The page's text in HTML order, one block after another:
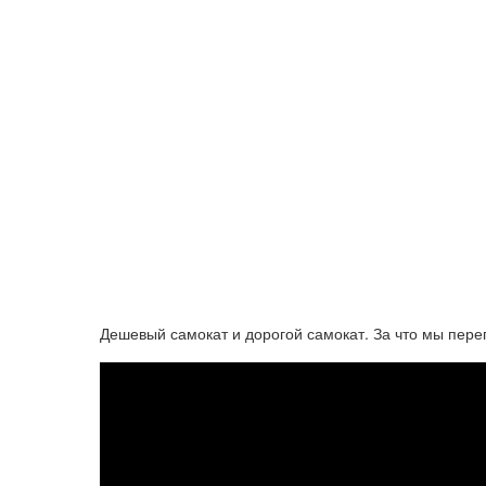
Дешевый самокат и дорогой самокат. За что мы